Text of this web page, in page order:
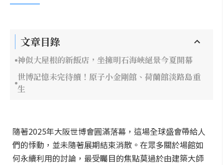
文章目錄
神似大屋根的新飯店，坐擁明石海峽絕景今夏開幕
世博記憶未完待續！原子小金剛館、荷蘭館淡路島重
生
隨著2025年大阪世博會圓滿落幕，這場全球盛會帶給人
們的悸動，並未隨著展期結束消散。在眾多關於場館如
何永續利用的討論，最受矚目的焦點莫過於由建築大師